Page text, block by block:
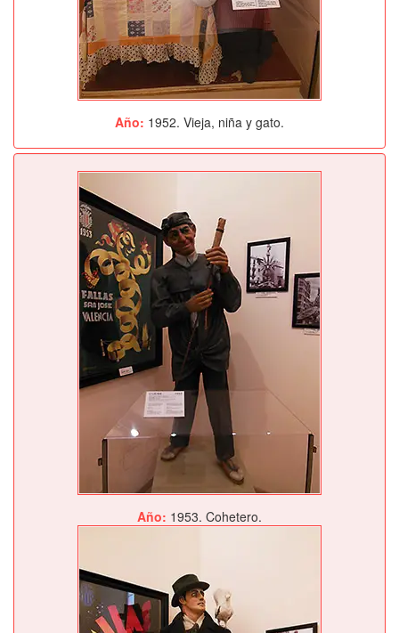
Año: 1952. Vieja, niña y gato.
Año: 1953. Cohetero.